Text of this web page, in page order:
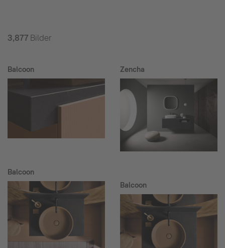
3,877 Bilder
Balcoon
Balcoon
Zencha
Balcoon